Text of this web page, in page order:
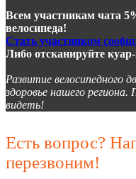
Всем участникам чата
велосипеда!
Стать участником
Либо отсканируйте
Развитие велосипедного
здоровье нашего
видеть!
Есть вопрос?
перезвоним!